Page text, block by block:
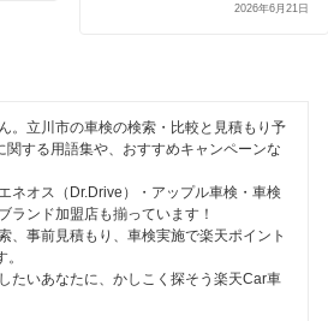
2026年6月21日
。立川市の車検の検索・比較と見積もり予
する用語集や、おすすめキャンペーンな
ネオス（Dr.Drive）・アップル車検・車検
ランド加盟店も揃っています！
、事前見積もり、車検実施で楽天ポイント
たいあなたに、かしこく探そう楽天Car車